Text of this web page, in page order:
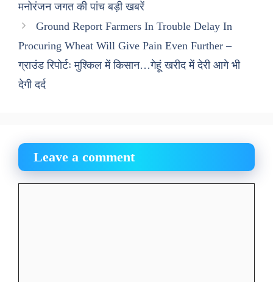
मनोरंजन जगत की पांच बड़ी खबरें
Ground Report Farmers In Trouble Delay In
Procuring Wheat Will Give Pain Even Further –
ग्राउंड रिपोर्टः मुश्किल में किसान…गेहूं खरीद में देरी आगे भी
देगी दर्द
Leave a comment